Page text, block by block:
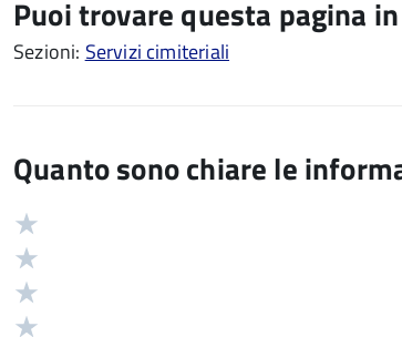
Puoi trovare questa pagina in
Sezioni: Servizi cimiteriali
Quanto sono chiare le
Valutazione